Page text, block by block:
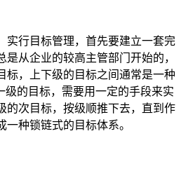
实行目标管理，首先要建立一套完
从企业的较高主管部门开始的，
标，上下级的目标之间通常是一种
级的目标，需要用一定的手段来实
的次目标，按级顺推下去，直到作
种锁链式的目标体系。